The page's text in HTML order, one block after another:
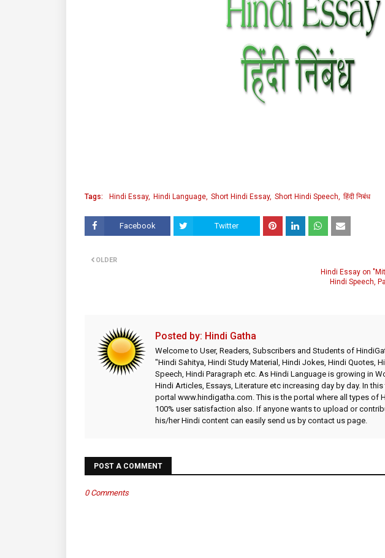
Tags: Hindi Essay Hindi Language Short Hindi Essay Short Hindi Speech हिंदी निबंध
Facebook Twitter
Hindi Essay on
Hindi Speech,
OLDER
Posted by: Hindi Gatha
Welcome to User, Readers, Subscribers and Students of
"Hindi Sahitya, Hindi Study Material, Hindi Jokes, Hindi Quotes,
Speech, Hindi Paragraph etc. As Hindi Language is growing in
Hindi Articles, Essays, Literature etc increasing day by day. In
portal www.hindigatha.com. This is the portal where all types of
100% user satisfaction also. If anyone wants to upload or
his/her Hindi content can easily send us by contact us page.
POST A COMMENT
0 Comments